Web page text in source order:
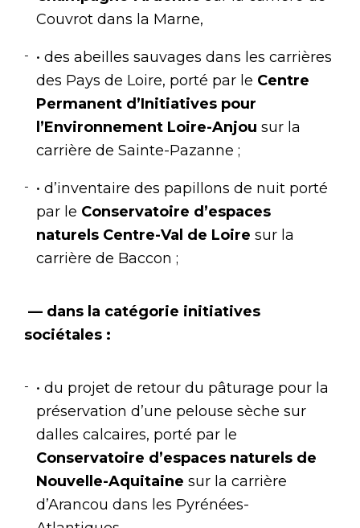
Couvrot dans la Marne,
• des abeilles sauvages dans les carrières
des Pays de Loire, porté par le Centre
Permanent d’Initiatives pour
l’Environnement Loire-Anjou sur la
carrière de Sainte-Pazanne ;
• d’inventaire des papillons de nuit porté
par le Conservatoire d’espaces
naturels Centre-Val de Loire sur la
carrière de Baccon ;
— dans la catégorie initiatives
sociétales :
• du projet de retour du pâturage pour la
préservation d’une pelouse sèche sur
dalles calcaires, porté par le
Conservatoire d’espaces naturels de
Nouvelle-Aquitaine sur la carrière
d’Arancou dans les Pyrénées-